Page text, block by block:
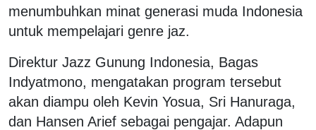
menumbuhkan minat generasi muda Indonesia
untuk mempelajari genre jaz.
Direktur Jazz Gunung Indonesia, Bagas
Indyatmono, mengatakan program tersebut
akan diampu oleh Kevin Yosua, Sri Hanuraga,
dan Hansen Arief sebagai pengajar. Adapun